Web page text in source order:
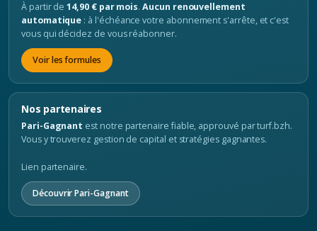
À partir de14,90 € par mois.Aucun renouvellement
automatique : à l'échéance votre abonnement s'arrête, et c'est
vous qui décidez de vous réabonner.
Voir les formules
Nos partenaires
Pari-Gagnant est notre partenaire fiable, approuvé par turf.bzh.
Vous y trouverez gestion de capital et stratégies gagnantes.
Lien partenaire.
Découvrir Pari-Gagnant